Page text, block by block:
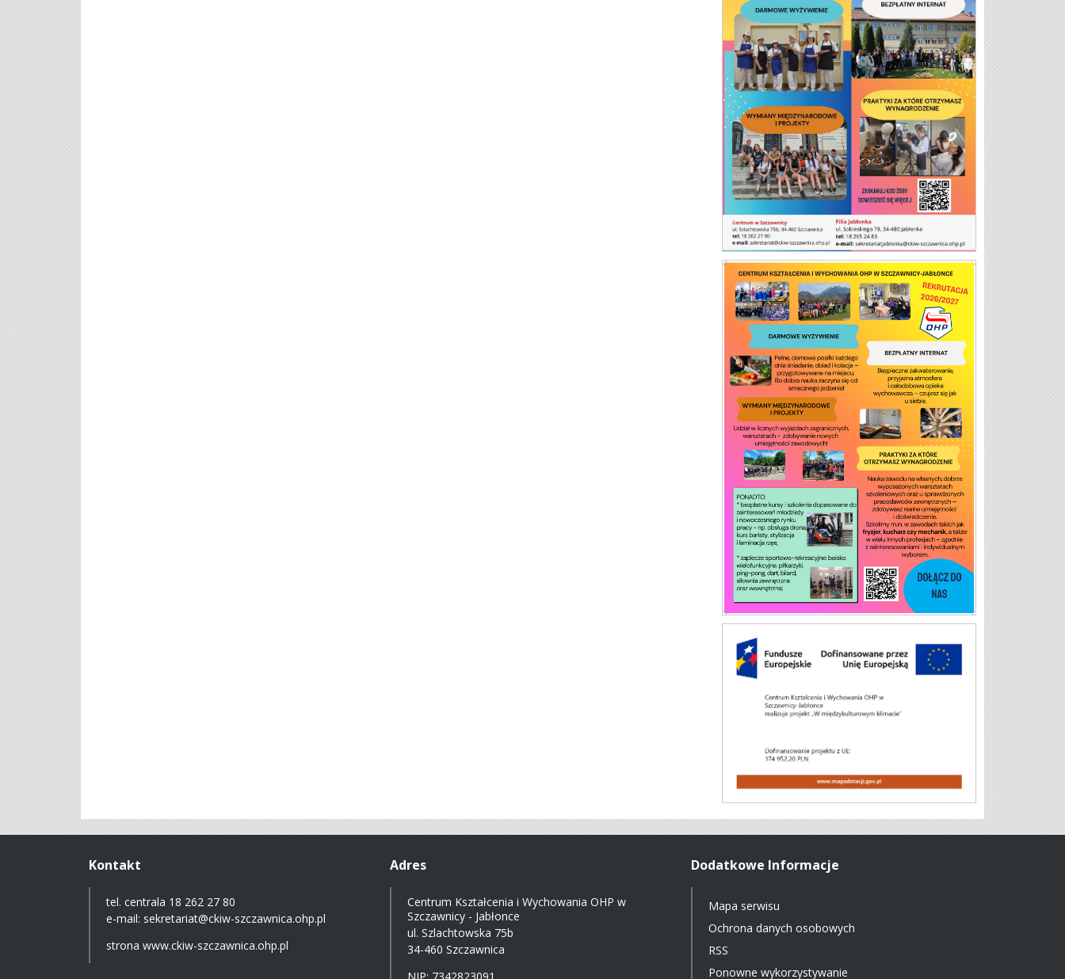
Plakat 26/27 2 strona
Kontakt
tel. centrala 18 262 27 80
e-mail: sekretariat@ckiw-szczawnica.ohp.pl
strona www.ckiw-szczawnica.ohp.pl
Adres
Centrum Kształcenia i Wychowania OHP w
Szczawnicy - Jabłonce
ul. Szlachtowska 75b
34-460 Szczawnica
Dodatkowe Informacje
Mapa serwisu
Ochrona danych osobowych
RSS
Ponowne wykorzystywanie